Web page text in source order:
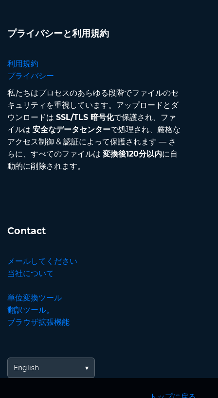
プライバシーと利用規約
利用規約
プライバシー
私たちはプロセスのあらゆる段階でファイルのセ
キュリティを重視しています。アップロードとダ
ウンロードは SSL/TLS 暗号化で保護され、ファ
イルは 安全なデータセンターで処理され、厳格な
アクセス制御 & 認証によって保護されます — さ
らに、すべてのファイルは 変換後120分以内に自
動的に削除されます。
Contact
メールしてください
当社について
単位変換ツール
翻訳ツール。
ブラウザ拡張機能
English